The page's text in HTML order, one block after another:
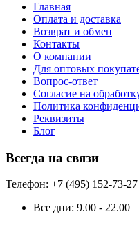
Главная
Оплата и доставка
Возврат и обмен
Контакты
О компании
Для оптовых
Вопрос-ответ
Согласие на
Политика
Реквизиты
Блог
Всегда на связи
Телефон: +7 (495) 152-73-27
Все дни: 9.00 - 22.00